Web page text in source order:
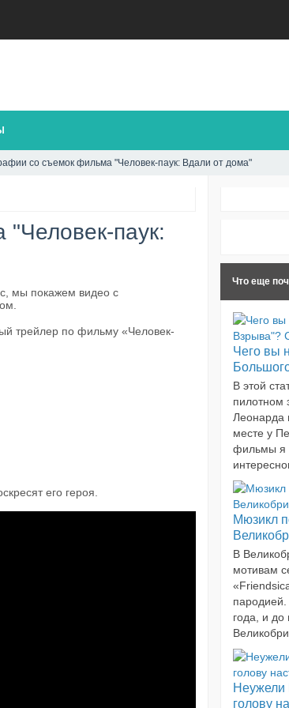
со съемок фильма "Человек-паук: Вдали от дома"
паук:
мы покажем видео с
трейлер по фильму «Человек-
его героя.
Что еще
Чего вы
В этой
пилотном
Леонарда
месте у
фильмы я
Мюзикл
В
мотивам
пародией.
года, и до
Неужели
голову